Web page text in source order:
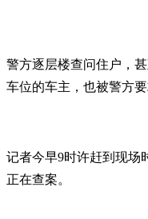
警方逐层楼查问住户，
车位的车主，也被警方
记者今早9时许赶到现场
正在查案。